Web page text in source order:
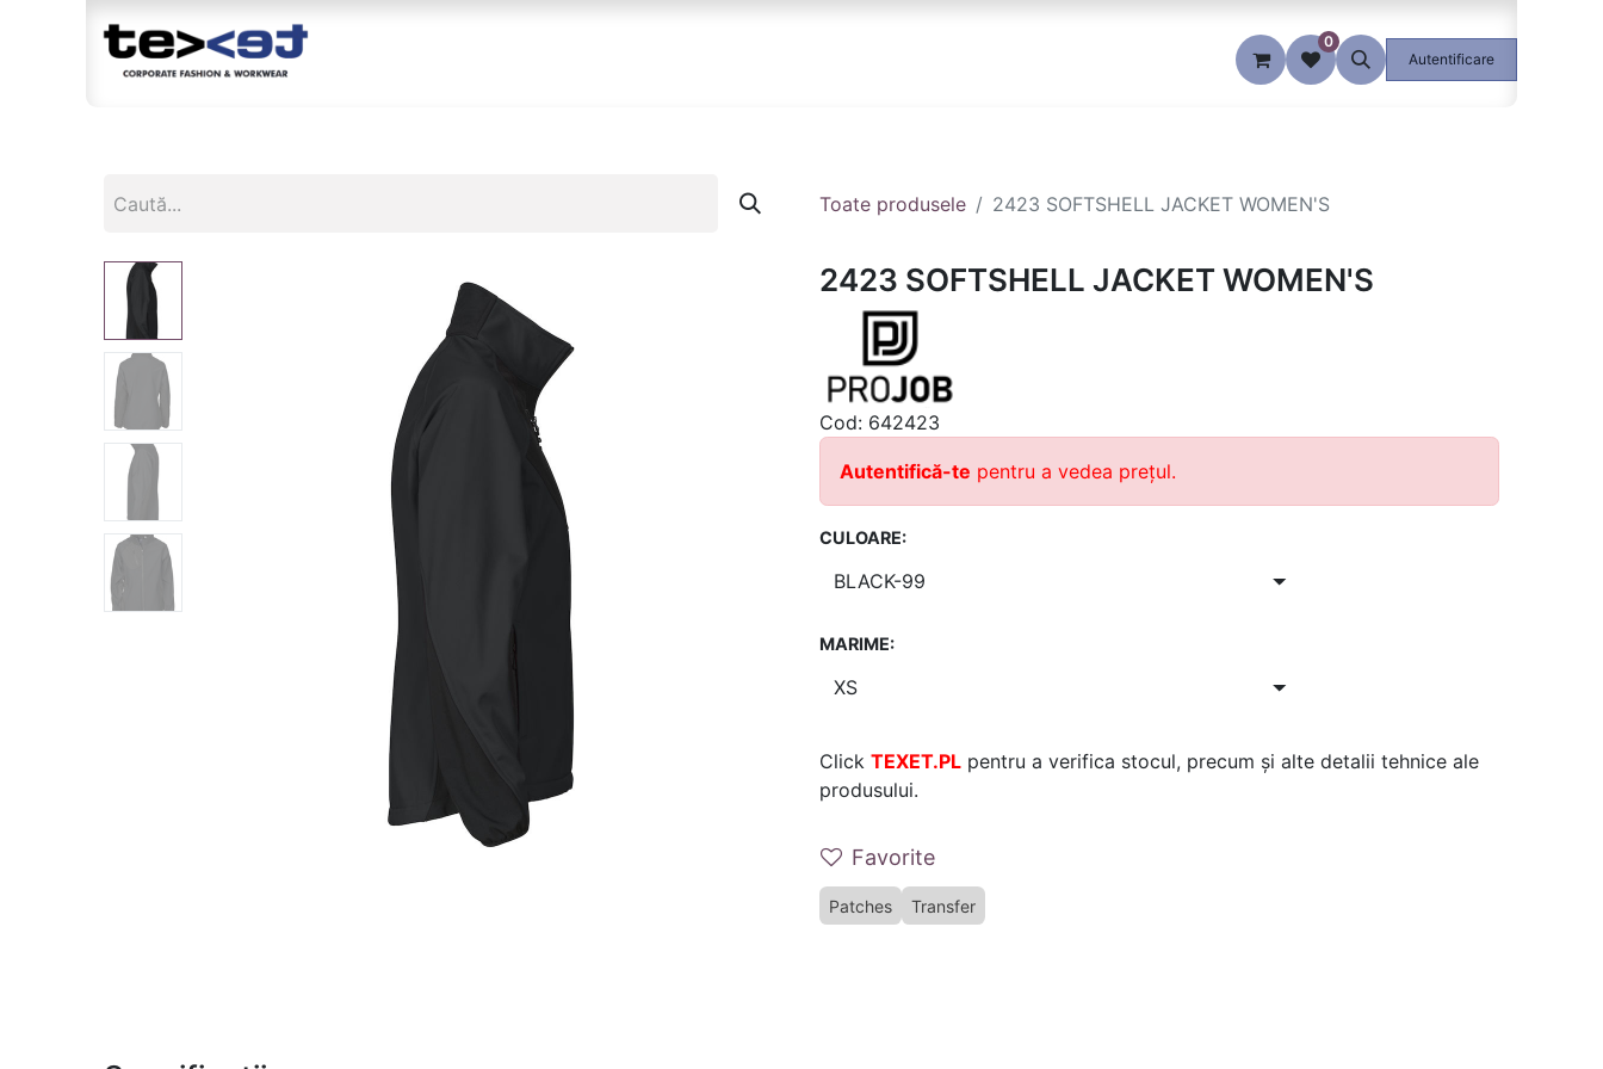
0
Autentificare
Toate produsele 2423 SOFTSHELL JACKET WOMEN'S
2423 SOFTSHELL JACKET WOMEN'S
Cod: 642423
Autentifică-te pentru a vedea prețul.
CULOARE:
MARIME:
Click TEXET.PL pentru a verifica stocul, precum și alte detalii tehnice ale
produsului.
Favorite
Patches Transfer